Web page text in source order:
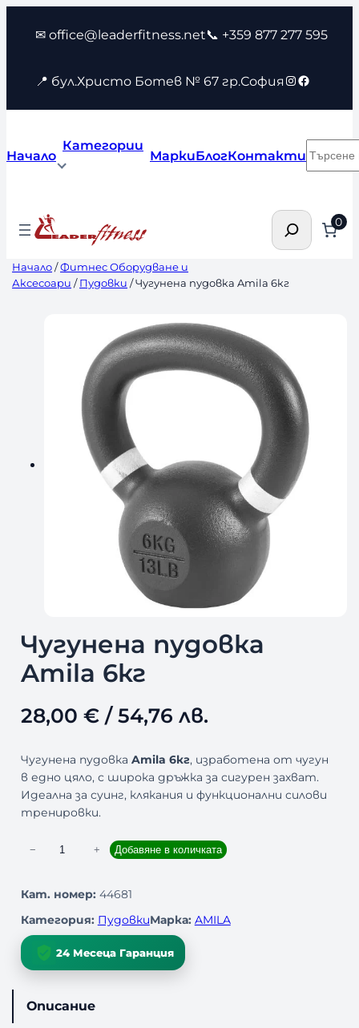
съдържанието
✉ office@leaderfitness.net📞 +359 877 277 595
📍 бул.Христо Ботев № 67 гр.София Instagram
Facebook
Начало
Категории
МаркиБлогКонтакти
Търсене 0
Начало/Фитнес Оборудване и
Аксесоари /Пудовки / Чугунена пудовка Amila 6кг
Чугунена пудовка
Amila 6кг
28,00 €/ 54,76 лв.
Чугунена пудовка Amila 6кг, изработена от чугун
в едно цяло, с широка дръжка за сигурен захват.
Идеална за суинг, клякания и функционални силови
тренировки.
ч
е
с
т
о
− + Добавяне в количката
Кат. номер: 44681
Категория: ПудовкиМарка: AMILA
24 Месеца Гаранция
Описание